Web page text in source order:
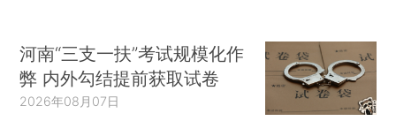
河南“三支一扶”考试规模化作
弊 内外勾结提前获取试卷
2026年08月07日